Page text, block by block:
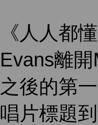
《人人都
Evans離
之後的第
唱片標題